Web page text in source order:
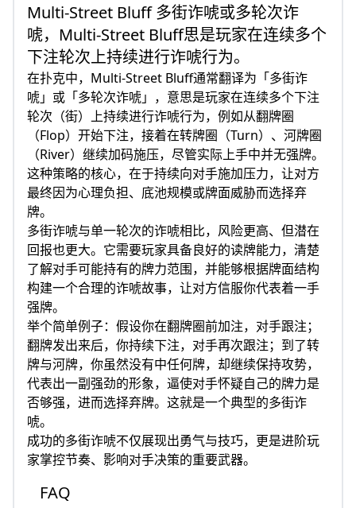
Multi-Street Bluff 多街诈唬或多轮次诈
唬，Multi-Street Bluff思是玩家在连续多个
下注轮次上持续进行诈唬行为。
在扑克中，Multi-Street Bluff通常翻译为「多街诈
唬」或「多轮次诈唬」，意思是玩家在连续多个下注
轮次（街）上持续进行诈唬行为，例如从翻牌圈
（Flop）开始下注，接着在转牌圈（Turn）、河牌圈
（River）继续加码施压，尽管实际上手中并无强牌。
这种策略的核心，在于持续向对手施加压力，让对方
最终因为心理负担、底池规模或牌面威胁而选择弃
牌。
多街诈唬与单一轮次的诈唬相比，风险更高、但潜在
回报也更大。它需要玩家具备良好的读牌能力，清楚
了解对手可能持有的牌力范围，并能够根据牌面结构
构建一个合理的诈唬故事，让对方信服你代表着一手
强牌。
举个简单例子：假设你在翻牌圈前加注，对手跟注；
翻牌发出来后，你持续下注，对手再次跟注；到了转
牌与河牌，你虽然没有中任何牌，却继续保持攻势，
代表出一副强劲的形象，逼使对手怀疑自己的牌力是
否够强，进而选择弃牌。这就是一个典型的多街诈
唬。
成功的多街诈唬不仅展现出勇气与技巧，更是进阶玩
家掌控节奏、影响对手决策的重要武器。
FAQ